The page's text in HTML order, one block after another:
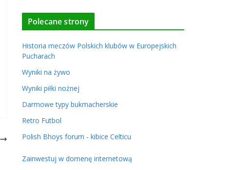
Polecane strony
Historia meczów Polskich klubów w Europejskich
Pucharach
Wyniki na żywo
Wyniki piłki nożnej
Darmowe typy bukmacherskie
Retro Futbol
Polish Bhoys forum - kibice Celticu
Zainwestuj w domenę internetową